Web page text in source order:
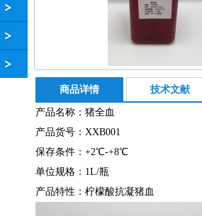
商品详情 技术文献
产品名称：猪全血
产品货号：XXB001
保存条件：+2℃-+8℃
单位规格：1L/瓶
产品特性：柠檬酸抗凝猪血